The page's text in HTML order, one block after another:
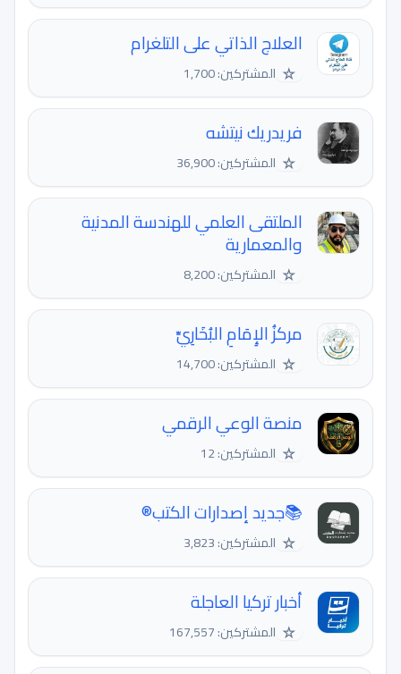
العلاج الذاتي على التلغرام
☆ المشتركين: 1,700
فريدريك نيتشه
☆ المشتركين: 36,900
الملتقى العلمي للهندسة المدنية
والمعمارية
☆ المشتركين: 8,200
مركزُ الإِمَامِ البُخَارِيِّ
☆ المشتركين: 14,700
منصة الوعي الرقمي
☆ المشتركين: 12
📚جديد إصدارات الكتب®
☆ المشتركين: 3,823
أخبار تركيا العاجلة
☆ المشتركين: 167,557